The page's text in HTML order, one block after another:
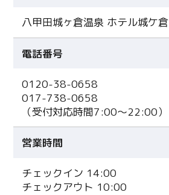
八甲田城ヶ倉温泉 ホテル城ケ倉
電話番号
0120-38-0658
017-738-0658
（受付対応時間7:00～22:00）
営業時間
チェックイン 14:00
チェックアウト 10:00